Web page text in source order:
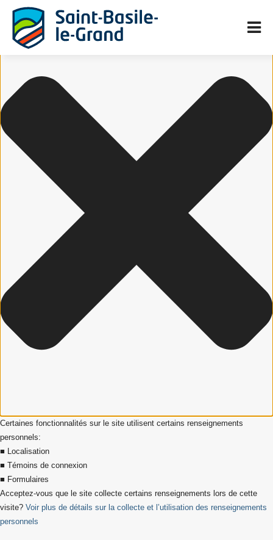
Gérer le consentement aux cookies
Certaines fonctionnalités sur le site utilisent certains renseignements
personnels:
■ Localisation
■ Témoins de connexion
■ Formulaires
Acceptez-vous que le site collecte certains renseignements lors de cette
visite? Voir plus de détails sur la collecte et l’utilisation des renseignements
personnels